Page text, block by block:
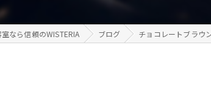
メンズ
なら信頼のWISTERIA ブログ チョコレートブラウ